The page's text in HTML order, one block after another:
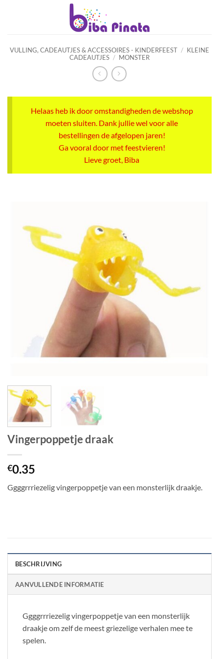
VULLING, CADEAUTJES & ACCESSOIRES - KINDERFEEST / KLEINE
CADEAUTJES / MONSTER
Helaas heb ik door omstandigheden de webshop
moeten sluiten. Dank jullie wel voor alle
bestellingen de afgelopen jaren!
Ga vooral door met feestvieren!
Lieve groet, Biba
Vingerpoppetje draak
€0.35
Ggggrrriezelig vingerpoppetje van een monsterlijk draakje.
BESCHRIJVING
AANVULLENDE INFORMATIE
Ggggrrriezelig vingerpoppetje van een monsterlijk
draakje om zelf de meest griezelige verhalen mee te
spelen.